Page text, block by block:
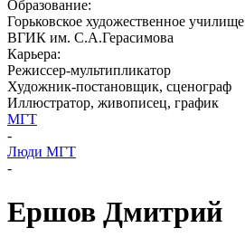
Образование:
Горьковское художественное училище
ВГИК им. С.А.Герасимова
Карьера:
Режиссер-мультипликатор
Художник-постановщик, сценограф
Иллюстратор, живописец, график
МГТ
-
Люди МГТ
-
Ершов Дмитрий